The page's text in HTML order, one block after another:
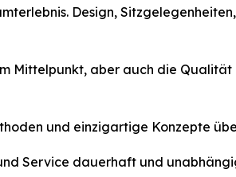
Design,
Mittelpunkt, aber auch die
und einzigartige Konzepte
Service dauerhaft und